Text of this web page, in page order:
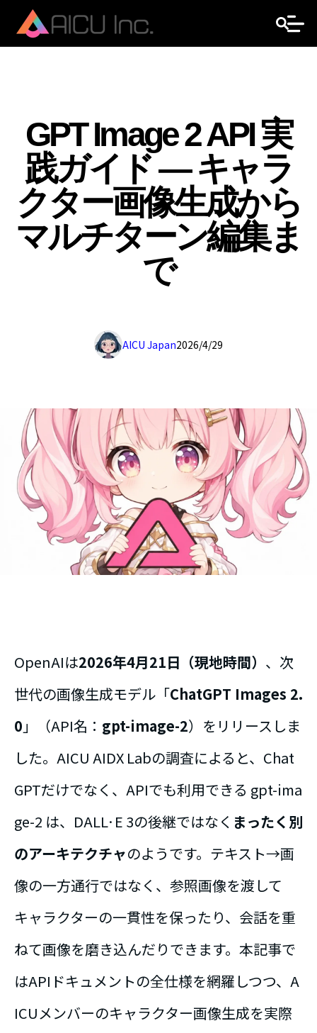
GPT Image 2 API 実
践ガイド ― キャラ
クター画像生成から
マルチターン編集ま
で
2026/4/29
AICU Japan
OpenAIは2026年4月21日（現地時間） 、次
世代の画像生成モデル「ChatGPT Images 2.
0 」（API名： gpt-image-2）をリリースしま
した。AICU AIDX Labの調査によると、Chat
GPTだけでなく、APIでも利用できる gpt-ima
ge-2 は、DALL·E 3の後継ではなく まったく別
のアーキテクチャのようです。テキスト→画
像の一方通行ではなく、参照画像を渡して
キャラクターの一貫性を保ったり、会話を重
ねて画像を磨き込んだりできます。本記事で
はAPIドキュメントの全仕様を網羅しつつ、A
ICUメンバーのキャラクター画像生成を実際